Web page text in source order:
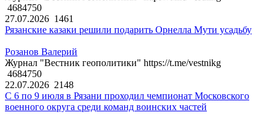
4684750
27.07.2026 1461
Рязанские казаки решили подарить Орнелла Мути усадьбу
Розанов Валерий
Журнал "Вестник геополитики" https://t.me/vestnikg
4684750
22.07.2026 2148
С 6 по 9 июля в Рязани проходил чемпионат Московского
военного округа среди команд воинских частей